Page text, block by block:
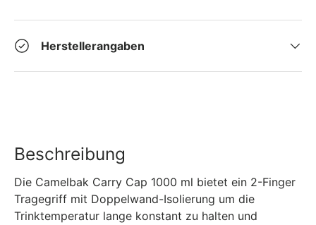
Herstellerangaben
Beschreibung
Die Camelbak Carry Cap 1000 ml bietet ein 2-Finger
Tragegriff mit Doppelwand-Isolierung um die
Trinktemperatur lange konstant zu halten und